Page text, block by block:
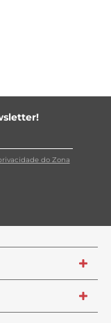
do Zona
+
+